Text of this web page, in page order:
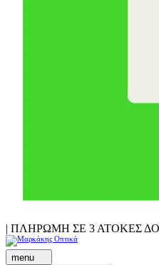
| ΠΛΗΡΩΜΗ ΣΕ 3 ΑΤΟΚΕΣ
menu